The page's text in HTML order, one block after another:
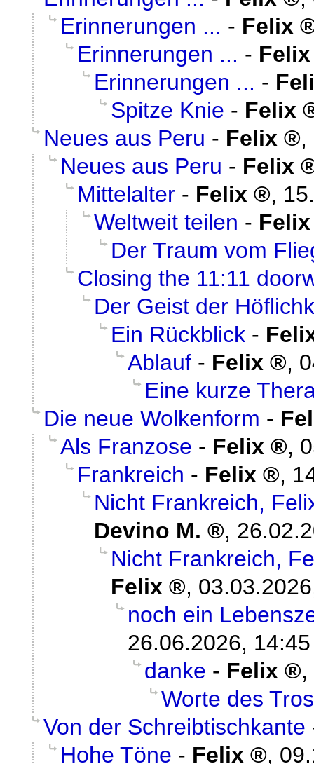
Erinnerungen ... - Felix
Erinnerungen ... - Felix
Erinnerungen ... -
Spitze Knie - Felix
Neues aus Peru - Felix ,
Neues aus Peru - Felix
Mittelalter - Felix ,
Weltweit teilen - Felix
Der Traum vom
Closing the 11:11
Der Geist der
Ein Rückblick -
Ablauf - Felix ,
Eine kurze
Die neue Wolkenform -
Als Franzose - Felix ,
Frankreich - Felix ,
Nicht Frankreich,
Devino M.
,
Nicht Frankreich,
Felix
,
noch ein
26.06.2026, 14:45
danke - Felix
,
Worte des
Von der Schreibtischkante
Hohe Töne - Felix ,